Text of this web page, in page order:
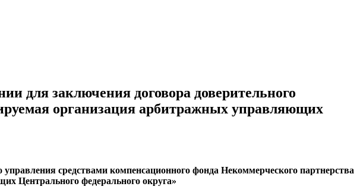
для заключения договора доверительного
организация арбитражных управляющих
средствами компенсационного фонда Некоммерческого партнерства
Центрального федерального округа»